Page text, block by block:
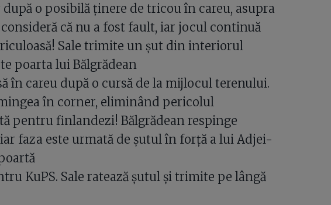
după o posibilă ținere de tricou în careu, asupra
că nu a fost fault, iar jocul continuă
Sale trimite un șut din interiorul
poarta lui Bălgrădean
în careu după o cursă de la mijlocul terenului.
în corner, eliminând pericolul
pentru finlandezi! Bălgrădean respinge
faza este urmată de șutul în forță a lui Adjei-
KuPS. Sale ratează șutul și trimite pe lângă